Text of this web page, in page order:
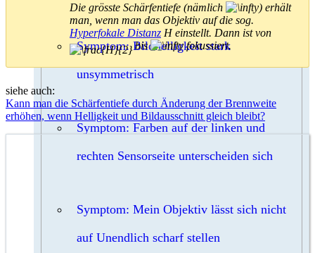
Symptom: Bildhelligkeit stark
unsymmetrisch
Symptom: Farben auf der linken und
rechten Sensorseite unterscheiden sich
Symptom: Mein Objektiv lässt sich nicht
auf Unendlich scharf stellen
Die grösste Schärfentiefe (nämlich
) erhält
man, wenn man das Objektiv auf die sog.
Hyperfokale Distanz H einstellt. Dann ist von
bis
fokussiert.
siehe auch:
Kann man die Schärfentiefe durch Änderung der Brennweite
erhöhen, wenn Helligkeit und Bildausschnitt gleich bleibt?